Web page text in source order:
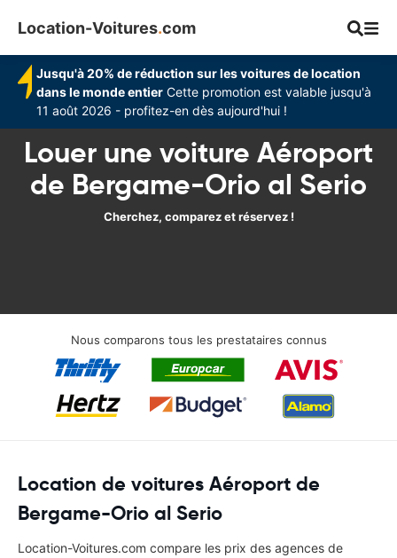
Location-Voitures.com
Jusqu'à 20% de réduction sur les voitures de location
dans le monde entier Cette promotion est valable jusqu'à
11 août 2026 - profitez-en dès aujourd'hui !
Louer une voiture Aéroport
de Bergame-Orio al Serio
Cherchez, comparez et réservez !
Nous comparons tous les prestataires connus
Location de voitures Aéroport de
Bergame-Orio al Serio
Location-Voitures.com compare les prix des agences de